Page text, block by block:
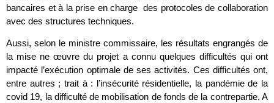
bancaires et à la prise en charge des protocoles de collaboration
avec des structures techniques.
Aussi, selon le ministre commissaire, les résultats engrangés de
la mise ne œuvre du projet a connu quelques difficultés qui ont
impacté l’exécution optimale de ses activités. Ces difficultés ont,
entre autres ; trait à : l’insécurité résidentielle, la pandémie de la
covid 19, la difficulté de mobilisation de fonds de la contrepartie. A